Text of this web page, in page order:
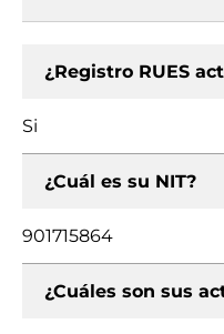
¿Registro RUES
Si
¿Cuál es su NIT?
901715864
¿Cuáles son sus